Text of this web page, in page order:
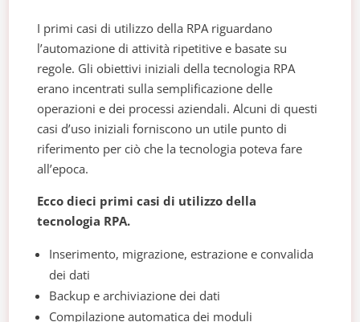
I primi casi di utilizzo della RPA riguardano
l’automazione di attività ripetitive e basate su
regole. Gli obiettivi iniziali della tecnologia RPA
erano incentrati sulla semplificazione delle
operazioni e dei processi aziendali. Alcuni di questi
casi d’uso iniziali forniscono un utile punto di
riferimento per ciò che la tecnologia poteva fare
all’epoca.
Ecco dieci primi casi di utilizzo della
tecnologia RPA.
Inserimento, migrazione, estrazione e convalida
dei dati
Backup e archiviazione dei dati
Compilazione automatica dei moduli